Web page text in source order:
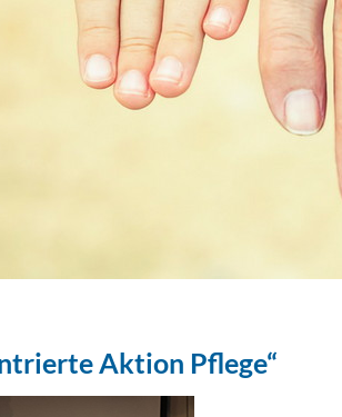
Aktion Pflege“